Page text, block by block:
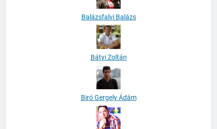
Balázsfalvi Balázs
Bátyi Zoltán
Biró Gergely Ádám